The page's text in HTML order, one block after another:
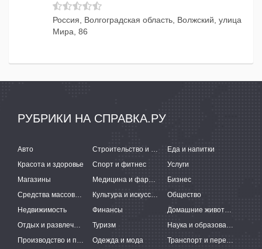
Россия, Волгоградская область, Волжский, улица
Мира, 86
РУБРИКИ НА СПРАВКА.РУ
Авто Строительство и ремонт
Еда и напитки
Красота и здоровье
Спорт и фитнес
Услуги
Магазины
Медицина и фармацевтика
Бизнес
Средства массовой информации
Культура и искусство
Общество
Недвижимость
Финансы
Домашние животные
Отдых и развлечения
Туризм
Наука и образование
Производство и поставки
Одежда и мода Транспорт и перевозки